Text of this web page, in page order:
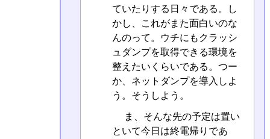
ていたりする日々である。し
かし、これがまた面白いのな
んのって。ウチにもクラッシ
ュダンプを取得できる環境を
整えたいくらいである。つー
か、ネットダンプを導入しよ
う。そうしよう。
ま、そんな先の予定は置い
といて今日は終電帰りであ